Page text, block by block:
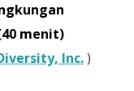
menit)
Inc.)